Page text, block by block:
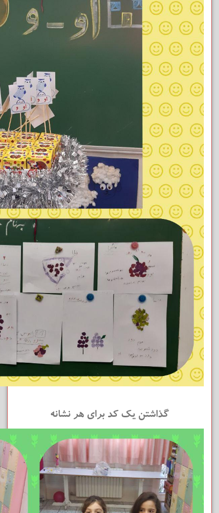
گذاشتن یک کد برای هر نشانه